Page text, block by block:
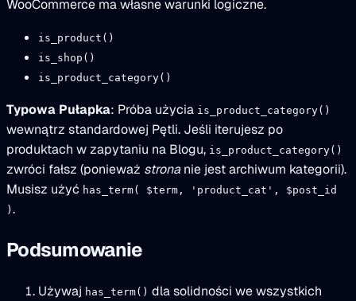
WooCommerce ma własne warunki logiczne.
is_product()
is_shop()
is_product_category()
Typowa Pułapka: Próba użycia is_product_category()
wewnątrz standardowej Pętli. Jeśli iterujesz po
produktach w zapytaniu na Blogu, is_product_category()
zwróci fałsz (ponieważ stronanie jest archiwum kategorii).
Musisz użyć has_term( $term, 'product_cat', $post_id
) .
Podsumowanie
Używaj has_term() dla solidności we wszystkich